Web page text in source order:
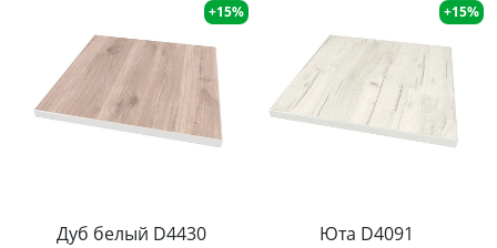
+15%
Дуб белый D4430
+15%
Юта D4091